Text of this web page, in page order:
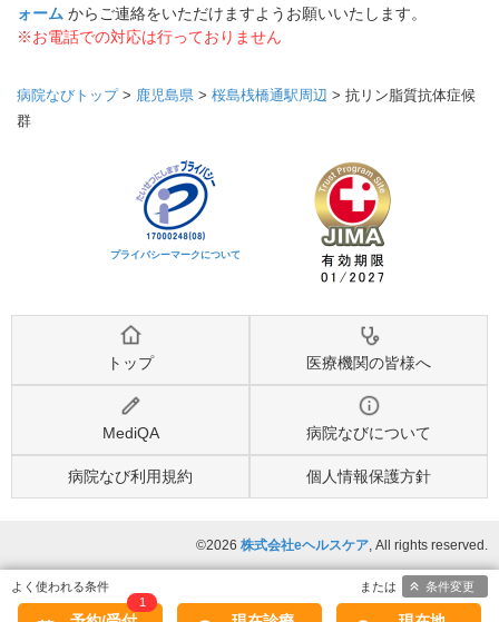
ォーム からご連絡をいただけますようお願いいたします。
※お電話での対応は行っておりません
病院なびトップ> 鹿児島県 > 桜島桟橋通駅周辺 > 抗リン脂質抗体症候
群
プライバシーマークについて
トップ 医療機関の皆様へ
MediQA 病院なびについて
病院なび利用規約 個人情報保護方針
©2026 株式会社eヘルスケア, All rights reserved.
1
条件変更